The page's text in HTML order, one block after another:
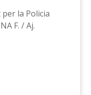
la Policia
F. / Aj.